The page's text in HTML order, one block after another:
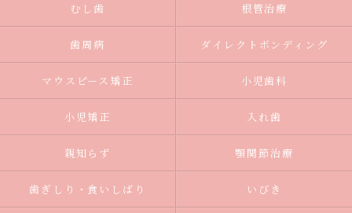
むし歯 根管治療
歯周病 ダイレクトボンディング
マウスピース矯正 小児歯科
小児矯正 入れ歯
親知らず 顎関節治療
歯ぎしり・食いしばり いびき